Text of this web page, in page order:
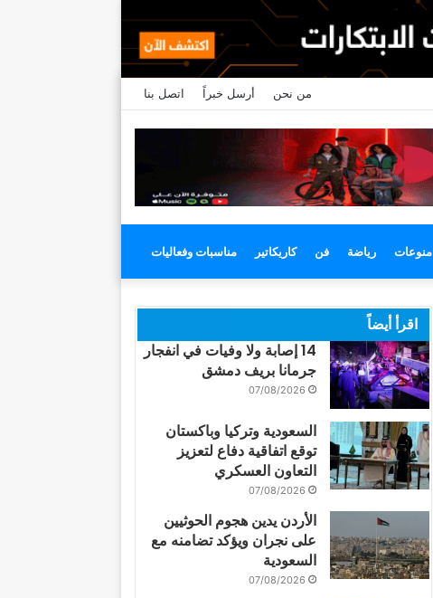
من نحن أرسل خبراً اتصل بنا
منوعات رياضة فن كاريكاتير مناسبات وفعاليات
اقرأ أيضاً
14 إصابة ولا وفيات في انفجار
جرمانا بريف دمشق
07/08/2026
السعودية وتركيا وباكستان
توقع اتفاقية دفاع لتعزيز
التعاون العسكري
07/08/2026
الأردن يدين هجوم الحوثيين
على نجران ويؤكد تضامنه مع
السعودية
07/08/2026